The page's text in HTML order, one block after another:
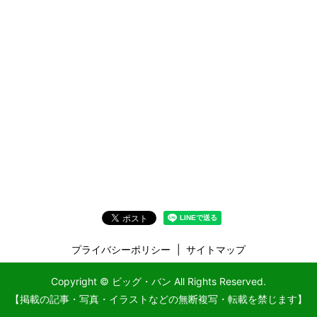
プライバシーポリシー サイトマップ
Copyright © ビッグ・バン All Rights Reserved.
【掲載の記事・写真・イラストなどの無断複写・転載を禁じます】